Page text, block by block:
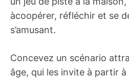
àcoopérer, réfléchir et se
s’amusant.
Concevez un scénario
âge, qui les invite à partir à